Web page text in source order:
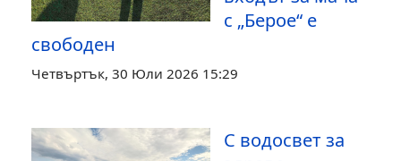
с „Берое“ е
свободен
Четвъртък, 30 Юли 2026 15:29
С водосвет за